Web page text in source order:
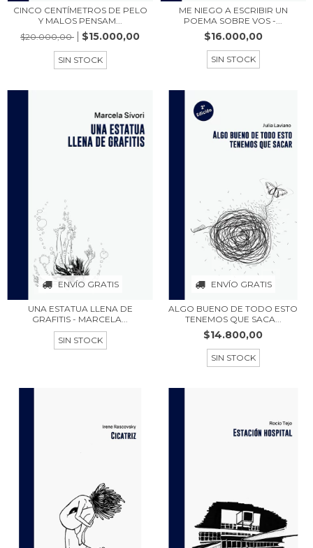
CINCO CENTÍMETROS DE PELO
Y MALOS PENSAM...
$20.000,00
$15.000,00
SIN STOCK
ME NIEGO A ESCRIBIR UN
POEMA SOBRE VOS -...
$16.000,00
SIN STOCK
ENVÍO GRATIS
UNA ESTATUA LLENA DE
GRAFITIS - MARCELA...
SIN STOCK
ENVÍO GRATIS
ALGO BUENO DE TODO ESTO
TENEMOS QUE SACA...
$14.800,00
SIN STOCK